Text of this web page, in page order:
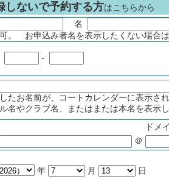
しないで予約する方はこちらから
名
。 お申込み者名を表示したくない場合
-
たお名前が、コートカレンダーに表示
名やクラブ名、またはまたは本名を表示
ドメ
＠
年 月 日